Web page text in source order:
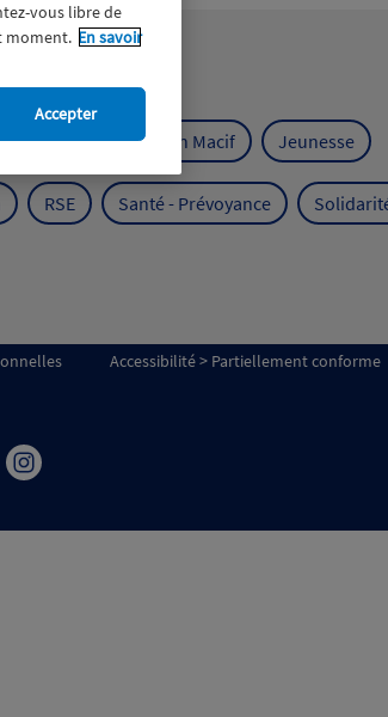
clients Fondation Macif Jeunesse
RSE Santé - Prévoyance
Accessibilité > Partiellement conforme
vous libre de
moment. En savoir
Accepter